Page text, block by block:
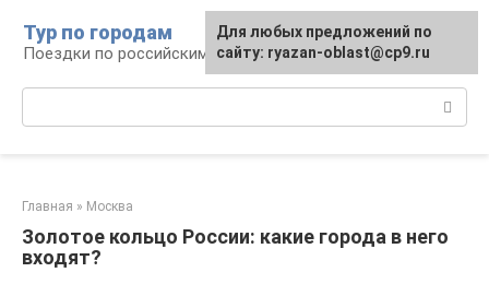
контенту
Тур по городам
Поездки по российским городам
Главная » Москва
Золотое кольцо России: какие города в него
входят?
Для любых предложений по
сайту: ryazan-oblast@cp9.ru